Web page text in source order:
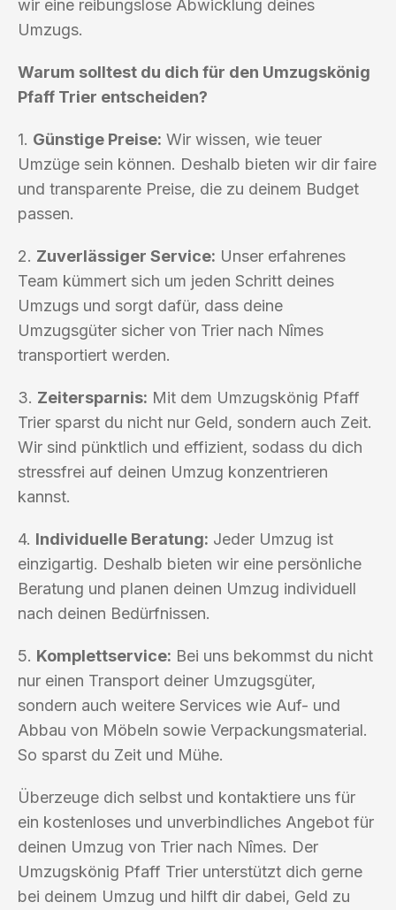
wir eine reibungslose Abwicklung deines
Umzugs.
Warum solltest du dich für den Umzugskönig
Pfaff Trier entscheiden?
1. Günstige Preise: Wir wissen, wie teuer
Umzüge sein können. Deshalb bieten wir dir faire
und transparente Preise, die zu deinem Budget
passen.
2. Zuverlässiger Service: Unser erfahrenes
Team kümmert sich um jeden Schritt deines
Umzugs und sorgt dafür, dass deine
Umzugsgüter sicher von Trier nach Nîmes
transportiert werden.
3. Zeitersparnis: Mit dem Umzugskönig Pfaff
Trier sparst du nicht nur Geld, sondern auch Zeit.
Wir sind pünktlich und effizient, sodass du dich
stressfrei auf deinen Umzug konzentrieren
kannst.
4. Individuelle Beratung: Jeder Umzug ist
einzigartig. Deshalb bieten wir eine persönliche
Beratung und planen deinen Umzug individuell
nach deinen Bedürfnissen.
5. Komplettservice: Bei uns bekommst du nicht
nur einen Transport deiner Umzugsgüter,
sondern auch weitere Services wie Auf- und
Abbau von Möbeln sowie Verpackungsmaterial.
So sparst du Zeit und Mühe.
Überzeuge dich selbst und kontaktiere uns für
ein kostenloses und unverbindliches Angebot für
deinen Umzug von Trier nach Nîmes. Der
Umzugskönig Pfaff Trier unterstützt dich gerne
bei deinem Umzug und hilft dir dabei, Geld zu